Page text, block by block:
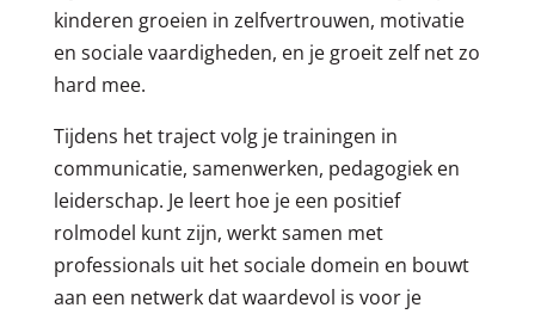
kinderen groeien in zelfvertrouwen, motivatie
en sociale vaardigheden, en je groeit zelf net zo
hard mee.
Tijdens het traject volg je trainingen in
communicatie, samenwerken, pedagogiek en
leiderschap. Je leert hoe je een positief
rolmodel kunt zijn, werkt samen met
professionals uit het sociale domein en bouwt
aan een netwerk dat waardevol is voor je